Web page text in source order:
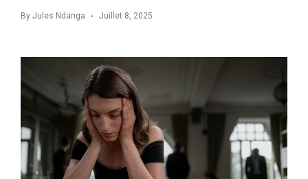
By Jules Ndanga Juillet 8, 2025